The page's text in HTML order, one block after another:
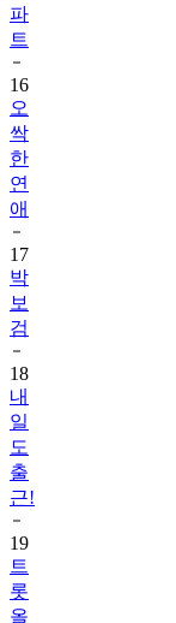
파
트
16
오
싹
한
연
애
17
박
보
검
18
내
일
도
출
근!
19
트
롯
올